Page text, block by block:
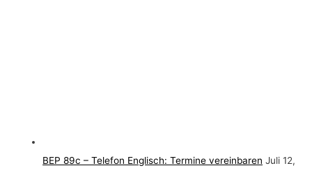
BEP 89c – Telefon Englisch: Termine vereinbaren Juli 12,